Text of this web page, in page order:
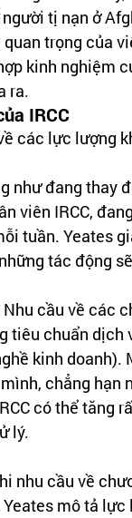
tị nạn ở
trọng của
kinh nghiệm
ra.
IRCC
các lực lượng
như đang thay
viên IRCC,
tuần. Yeates
tác động
Nhu cầu về các
tiêu chuẩn
kinh
chẳng
có thể tăng
lý.
nhu cầu về
Yeates mô tả